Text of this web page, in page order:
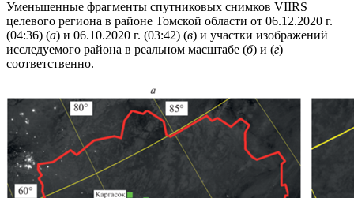
Уменьшенные фрагменты спутниковых снимков VIIRS
целевого региона в районе Томской области от 06.12.2020 г.
(04:36) (а) и 06.10.2020 г. (03:42) (в) и участки изображений
исследуемого района в реальном масштабе (б) и (г)
соответственно.